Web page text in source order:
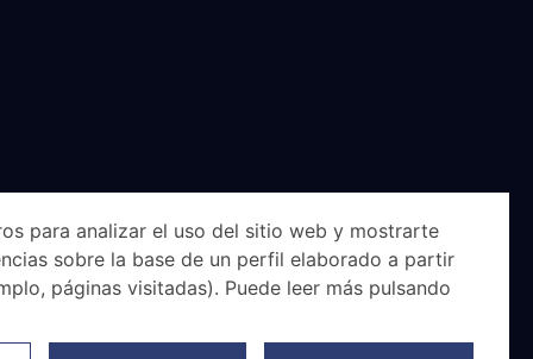
para analizar el uso del sitio web y mostrarte
sobre la base de un perfil elaborado a partir
páginas visitadas). Puede leer más pulsando